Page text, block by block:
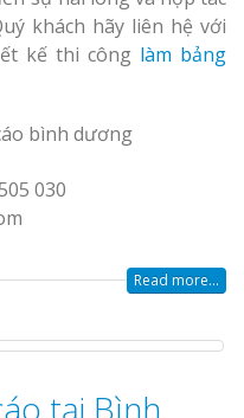
khách hãy liên hệ với
kế thi công làm bảng
030
Read more...
tại Bình